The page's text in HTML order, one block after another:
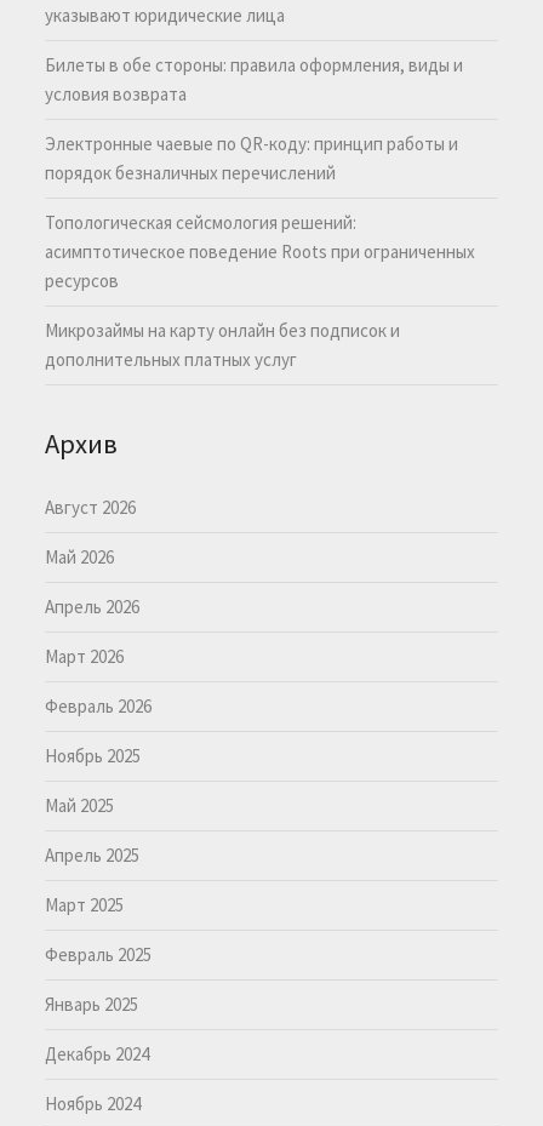
указывают юридические лица
Билеты в обе стороны: правила оформления, виды и
условия возврата
Электронные чаевые по QR-коду: принцип работы и
порядок безналичных перечислений
Топологическая сейсмология решений:
асимптотическое поведение Roots при ограниченных
ресурсов
Микрозаймы на карту онлайн без подписок и
дополнительных платных услуг
Архив
Август 2026
Май 2026
Апрель 2026
Март 2026
Февраль 2026
Ноябрь 2025
Май 2025
Апрель 2025
Март 2025
Февраль 2025
Январь 2025
Декабрь 2024
Ноябрь 2024